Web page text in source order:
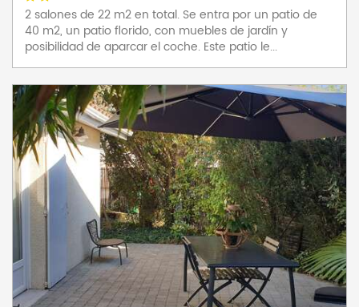
2 salones de 22 m2 en total. Se entra por un patio de
40 m2, un patio florido, con muebles de jardín y
posibilidad de aparcar el coche. Este patio le...